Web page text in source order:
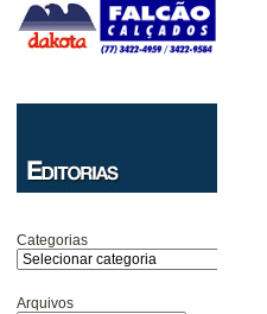
Categorias
Arquivos